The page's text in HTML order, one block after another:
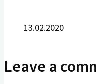
13.02.2020
Leave a